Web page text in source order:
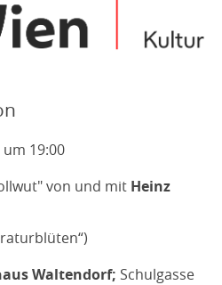
Wien
Tirol
19:00
von und mit Heinz
Waltendorf; Schulgasse